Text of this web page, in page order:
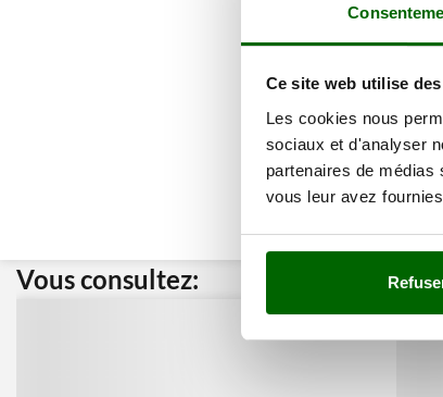
Ce site web utilise
Les cookies nous
sociaux et d'analyser
partenaires de
vous leur avez
Vous consultez: